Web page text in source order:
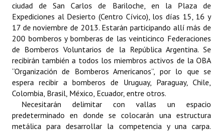
INSTITUCIONAL
Antiguos Pobladores
Noticias Destacadas
Registros y Distinciones
Datos Históricos
Premio al Mérito - Registro
ciudad de San Carlos de Bariloche, en la Plaza de
Expediciones al Desierto (Centro Cívico), los días 15, 16 y
17 de noviembre de 2013. Estarán participando allí más de
200 bomberos y bomberas de las veinticinco Federaciones
de Bomberos Voluntarios de la República Argentina. Se
recibirán también a todos los miembros activos de la OBA
“Organización de Bomberos Americanos”, por lo que se
espera recibir a bomberos de Uruguay, Paraguay, Chile,
Colombia, Brasil, México, Ecuador, entre otros.
Necesitarán delimitar con vallas un espacio
predeterminado en donde se colocarán una estructura
metálica para desarrollar la competencia y una carpa.